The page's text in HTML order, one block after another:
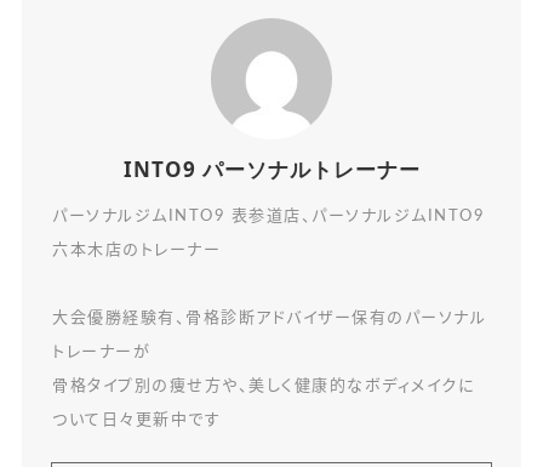
INTO9 パーソナルトレーナー
パーソナルジムINTO9 表参道店、パーソナルジムINTO9
六本木店のトレーナー
大会優勝経験有、骨格診断アドバイザー保有のパーソナル
トレーナーが
骨格タイプ別の痩せ方や、美しく健康的なボディメイクに
ついて日々更新中です